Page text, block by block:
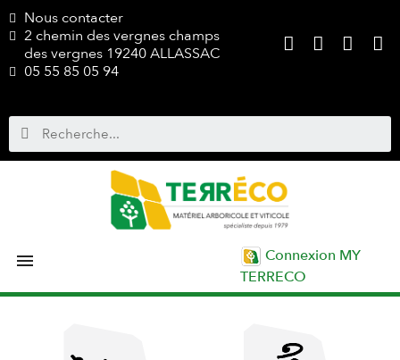
Nous contacter
2 chemin des vergnes champs
des vergnes 19240 ALLASSAC
05 55 85 05 94

Connexion MY
TERRECO